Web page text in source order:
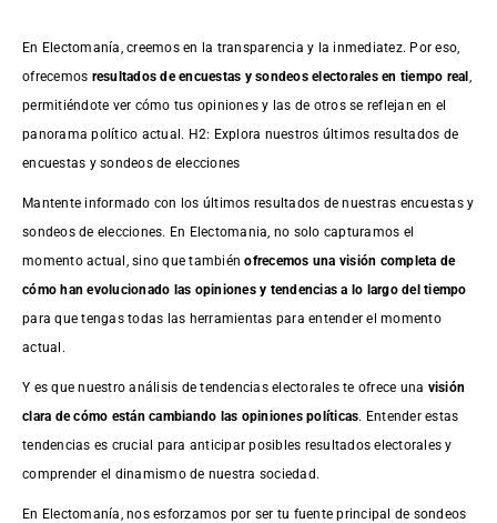
En Electomanía, creemos en la transparencia y la inmediatez. Por eso,
ofrecemos resultados deencuestas y sondeos electorales en tiempo real
permitiéndote ver cómo tus opiniones y las de otros se reflejan en el
panorama político actual. H2: Explora nuestros últimos resultados de
encuestas y sondeos de elecciones
Mantente informado con los últimos resultados de nuestras encuestasy
sondeos de elecciones. En Electomania, no solo capturamos el
momento actual, sino que tambiénofrecemos una visión completa de
cómo han evolucionado las opiniones y tendencias a lo largo del tiempo
para que tengas todas las herramientas para entender el momento
actual.
Y es que nuestro análisis de tendencias electorales te ofrece una visión
clara de cómo están cambiando las opiniones políticas. Entender estas
tendencias es crucial para anticipar posibles resultados electorales y
comprender el dinamismo de nuestra sociedad.
En Electomanía, nos esforzamos por ser tu fuente principal de sondeos